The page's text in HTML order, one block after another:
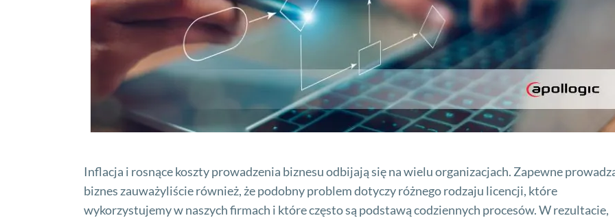
Inflacja i rosnące koszty prowadzenia biznesu odbijają się na wielu organizacjach. Zapewne
biznes zauważyliście również, że podobny problem dotyczy różnego rodzaju licencji, które
wykorzystujemy w naszych firmach i które często są podstawą codziennych procesów. W rezultacie,